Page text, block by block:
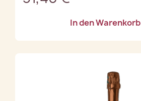
In den Warenkorb